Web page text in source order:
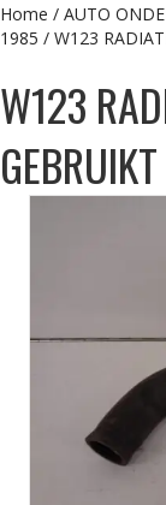
Home / AUTO
1985 / W123
W123